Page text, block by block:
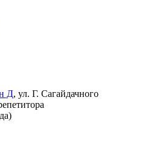
Д, ул. Г. Сагайдачного